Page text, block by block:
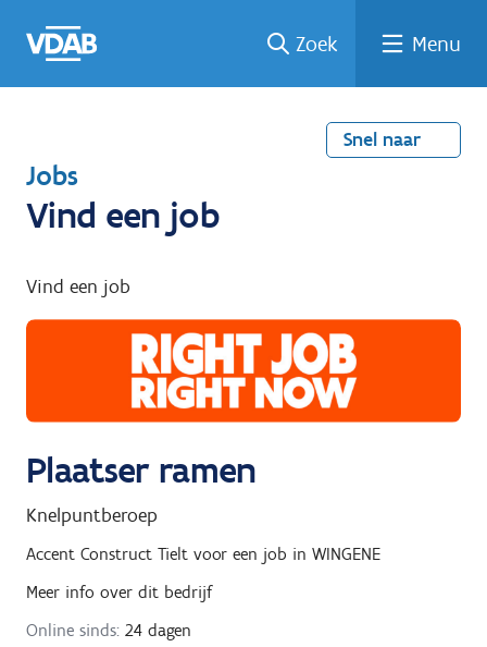
naar
een
een
job
naar
Zoek Menu
Snel naar
T
e
u
g
a
r
Jobs
Vind een job
Vind een job
Plaatser ramen
Knelpuntberoep
Accent Construct Tielt voor een job in WINGENE
Meer info over dit bedrijf
Online sinds: 24 dagen